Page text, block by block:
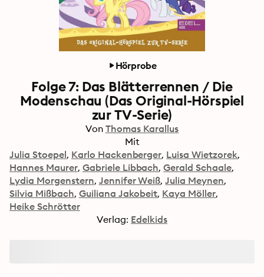
Hörprobe
Folge 7: Das Blätterrennen / Die
Modenschau (Das Original-Hörspiel
zur TV-Serie)
Von Thomas Karallus
Mit
Julia Stoepel Karlo Hackenberger Luisa Wietzorek
Hannes Maurer Gabriele Libbach Gerald Schaale
Lydia Morgenstern Jennifer Weiß Julia Meynen
Silvia Mißbach Guiliana Jakobeit Kaya Möller
Heike Schrötter
Verlag: Edelkids